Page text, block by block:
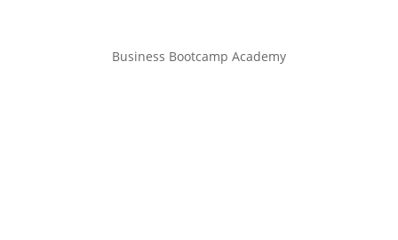
Business Bootcamp Academy